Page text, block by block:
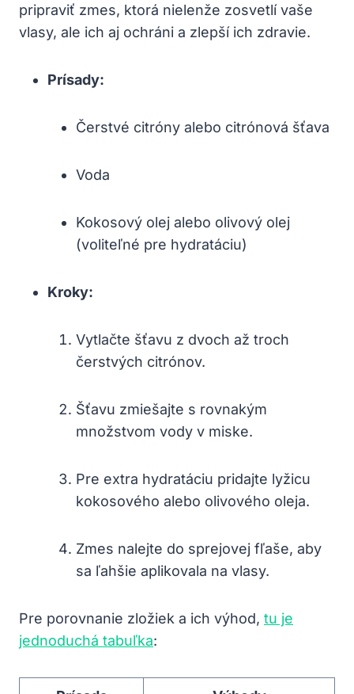
pripraviť zmes, ktorá nielenže zosvetlí vaše
vlasy, ale ich aj ochráni a zlepší ich zdravie.
Prísady:
Čerstvé citróny alebo citrónová šťava
Voda
Kokosový olej alebo olivový olej
(voliteľné pre hydratáciu)
Kroky:
Vytlačte šťavu z dvoch až troch
čerstvých citrónov.
Šťavu zmiešajte s rovnakým
množstvom vody v miske.
Pre extra hydratáciu pridajte lyžicu
kokosového alebo olivového oleja.
Zmes nalejte do sprejovej fľaše, aby
sa ľahšie aplikovala na vlasy.
Pre porovnanie zložiek a ich výhod, tu je
jednoduchá tabuľka: